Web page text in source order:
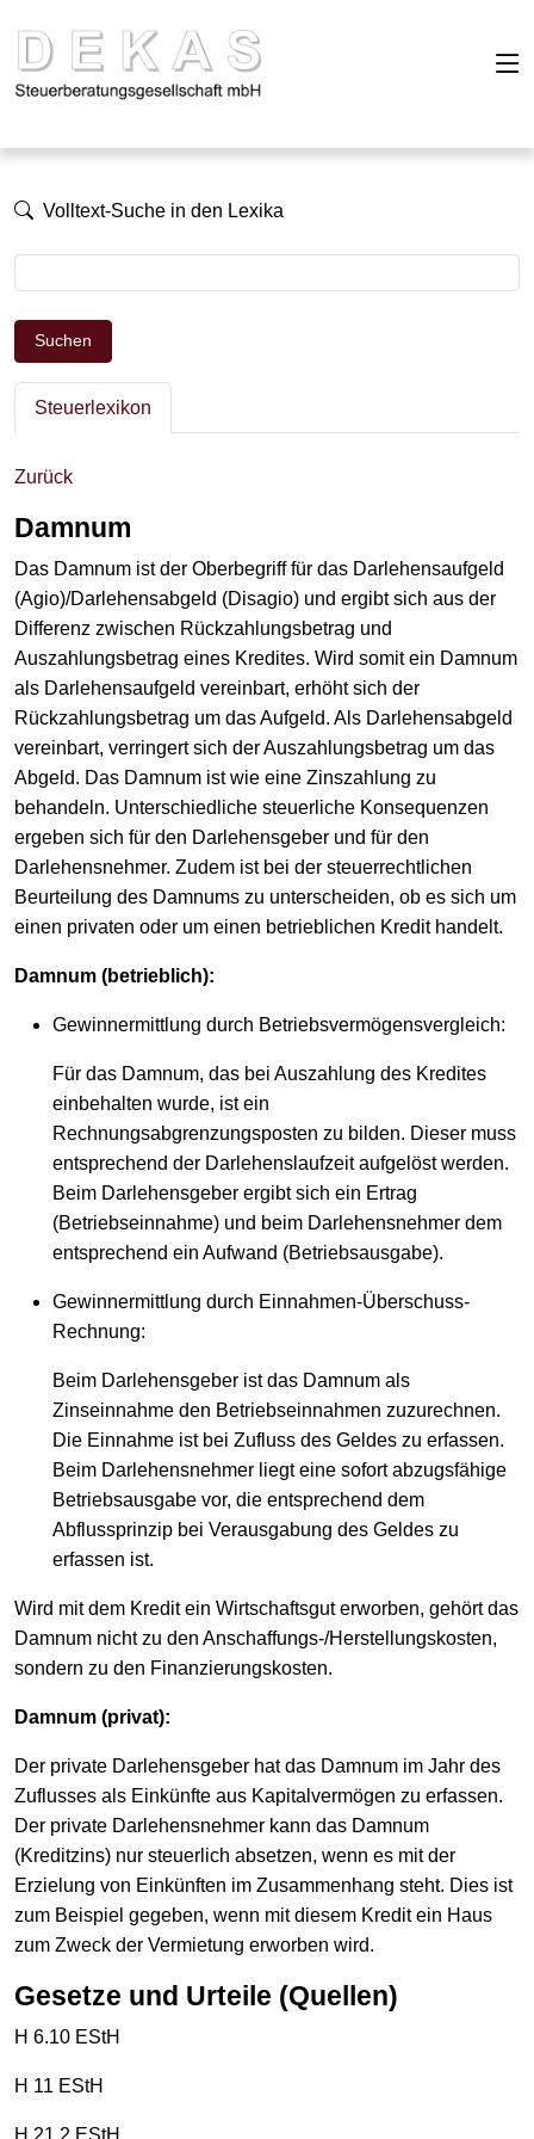
Volltext-Suche in den Lexika
Suchen
Steuerlexikon
Zurück
Damnum
Das Damnum ist der Oberbegriff für das Darlehensaufgeld
(Agio)/Darlehensabgeld (Disagio) und ergibt sich aus der
Differenz zwischen Rückzahlungsbetrag und
Auszahlungsbetrag eines Kredites. Wird somit ein Damnum
als Darlehensaufgeld vereinbart, erhöht sich der
Rückzahlungsbetrag um das Aufgeld. Als Darlehensabgeld
vereinbart, verringert sich der Auszahlungsbetrag um das
Abgeld. Das Damnum ist wie eine Zinszahlung zu
behandeln. Unterschiedliche steuerliche Konsequenzen
ergeben sich für den Darlehensgeber und für den
Darlehensnehmer. Zudem ist bei der steuerrechtlichen
Beurteilung des Damnums zu unterscheiden, ob es sich um
einen privaten oder um einen betrieblichen Kredit handelt.
Damnum (betrieblich):
Gewinnermittlung durch Betriebsvermögensvergleich:
Für das Damnum, das bei Auszahlung des Kredites
einbehalten wurde, ist ein
Rechnungsabgrenzungsposten zu bilden. Dieser muss
entsprechend der Darlehenslaufzeit aufgelöst werden.
Beim Darlehensgeber ergibt sich ein Ertrag
(Betriebseinnahme) und beim Darlehensnehmer dem
entsprechend ein Aufwand (Betriebsausgabe).
Gewinnermittlung durch Einnahmen-Überschuss-
Rechnung:
Beim Darlehensgeber ist das Damnum als
Zinseinnahme den Betriebseinnahmen zuzurechnen.
Die Einnahme ist bei Zufluss des Geldes zu erfassen.
Beim Darlehensnehmer liegt eine sofort abzugsfähige
Betriebsausgabe vor, die entsprechend dem
Abflussprinzip bei Verausgabung des Geldes zu
erfassen ist.
Wird mit dem Kredit ein Wirtschaftsgut erworben, gehört das
Damnum nicht zu den Anschaffungs-/Herstellungskosten,
sondern zu den Finanzierungskosten.
Damnum (privat):
Der private Darlehensgeber hat das Damnum im Jahr des
Zuflusses als Einkünfte aus Kapitalvermögen zu erfassen.
Der private Darlehensnehmer kann das Damnum
(Kreditzins) nur steuerlich absetzen, wenn es mit der
Erzielung von Einkünften im Zusammenhang steht. Dies ist
zum Beispiel gegeben, wenn mit diesem Kredit ein Haus
zum Zweck der Vermietung erworben wird.
Gesetze und Urteile (Quellen)
H 6.10 EStH
H 11 EStH
H 21.2 EStH